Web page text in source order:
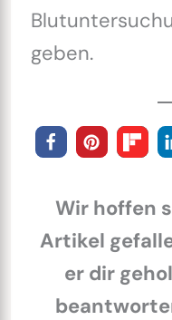
geben.
Wir hoffen
Artikel
er dir